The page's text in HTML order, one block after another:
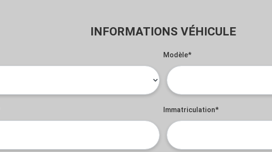
INFORMATIONS VÉHICULE
Modèle*
Immatriculation*